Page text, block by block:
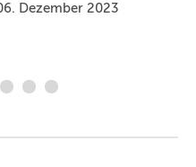
Dezember 2023